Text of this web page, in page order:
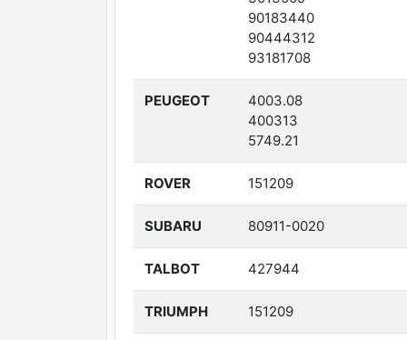
90183440
90444312
93181708
PEUGEOT 4003.08
400313
5749.21
ROVER 151209
SUBARU 80911-0020
TALBOT 427944
TRIUMPH 151209